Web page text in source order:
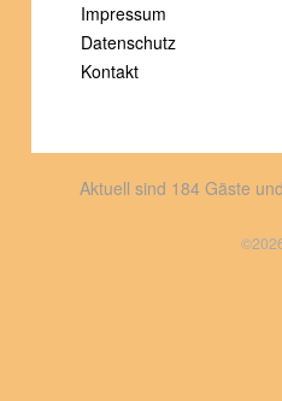
Impressum
Datenschutz
Kontakt
Aktuell sind 184 Gäste